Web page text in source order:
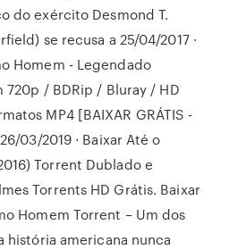
do exército Desmond T.
se recusa a 25/04/2017 ·
Homem - Legendado
720p / BDRip / Bluray / HD
MP4 [BAIXAR GRÁTIS -
03/2019 · Baixar Até o
Torrent Dublado e
Torrents HD Grátis. Baixar
Homem Torrent – Um dos
história americana nunca